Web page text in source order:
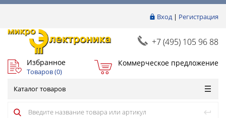
Вход| Регистрация
+7 (495) 105 96 88
Избранное
Товаров (0)
Коммерческое предложение
Каталог товаров